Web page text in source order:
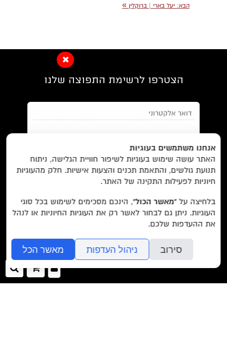
הבא: יעל בארי | ברוקלין »
הצטרפו לרשימת התפוצה שלנו
מאשר/ת אתתנאי השימוש והצטרפות למאגר הלקוחות וקבלת
הודעות מאתר זה בלבד (לא ספאם)
בשליחת הטופס אתם מאשרים אתמדיניות הפרטיותשל האתר.
EN/
Foreign Rights /
מבצעים /
ביקורות/ על לוקוס/ הסדרות/
הסופרים/
צרו קשר/
עוד באתר:
לוקוס הוצאה לאור Locus Publishing House
editor@locusbooks.co.il
עיצוב האתר: יעל רוזן
לאתר
ההזמנה
שלך
אנחנו משתמשים בעוגיות
האתר עושה שימוש בעוגיות לשיפור חוויית הגלישה, ניתוח
תנועת גולשים, והתאמת תכנים והצעות אישיות. חלק מהעוגיות
חיוניות לפעילות התקינה של האתר.
בלחיצה על“מאשר הכול”, הינכם מסכימים לשימוש בכל סוגי
העוגיות. ניתן גם לבחור לאשר רק את העוגיות החיוניות או לנהל
את ההעדפות שלכם.
סירוב ניהול העדפות מאשר הכל